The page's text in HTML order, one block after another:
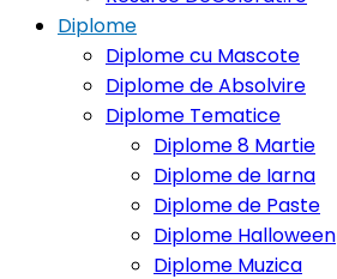
Diplome
Diplome cu Mascote
Diplome de Absolvire
Diplome Tematice
Diplome 8 Martie
Diplome de Iarna
Diplome de Paste
Diplome Halloween
Diplome Muzica